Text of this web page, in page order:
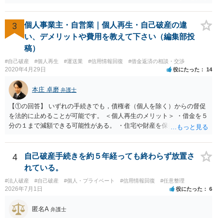
けではありません）。 何某かの主張をされた場合、あらためて弁護士
に相談されるという形でよいかと思います。
3
個人事業主・自営業｜個人再生・自己破産の違
い、デメリットや費用を教えて下さい（編集部投
稿）
#自己破産 #個人再生 #運送業 #信用情報回復 #借金返済の相談・交渉
2020年4月29日 役にたった 14
本庄 卓磨 弁護士
【①の回答】 いずれの手続きでも，債権者（個人を除く）からの督促
を法的に止めることが可能です。 ＜個人再生のメリット＞ ・借金を５
分の１まで減額できる可能性がある。 ・住宅や財産を保持できる（た
理的抵抗が小さい（個人差あり）。 ＜自己破産のメリット＞ ・税金等
の滞納分を除き，借金を返済する必要がなくなる。 【②の回答】 ・個
人再生・破産ともに，信用情報に事故情報（いわゆるブラックリス
ト）として登録されますので，５年～１０年ほどは新たに借金をする
ことはできません。また，住宅や店舗を借りる際，保証会社の審査も
通らなくなるため，保証人を立てて契約する必要がある場合がありま
す。 ・ご家族名義の財産を処分する必要はありません。 ・個人再生・
破産ともに，返済が困難な状況に陥っている以上，事業継続は難しい
4
自己破産手続きを約５年経っても終わらず放置さ
れている。
#法人破産 #自己破産 #個人・プライベート #信用情報回復 #任意整理
2026年7月1日 役にたった 6
匿名A 弁護士